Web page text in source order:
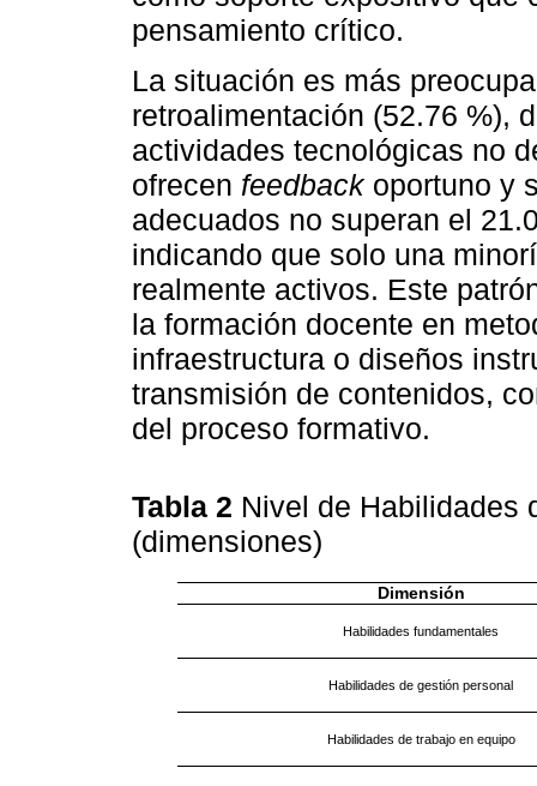
pensamiento crítico.
La situación es más
retroalimentación (52.76 %),
actividades tecnológicas no
ofrecen feedbackoportuno y
adecuados no superan el
indicando que solo una
realmente activos. Este
la formación docente en
infraestructura o diseños
transmisión de contenidos,
del proceso formativo.
Tabla 2 Nivel de Habilidades
(dimensiones)
Dimensión
Habilidades fundamentales
Habilidades de gestión personal
Habilidades de trabajo en equipo